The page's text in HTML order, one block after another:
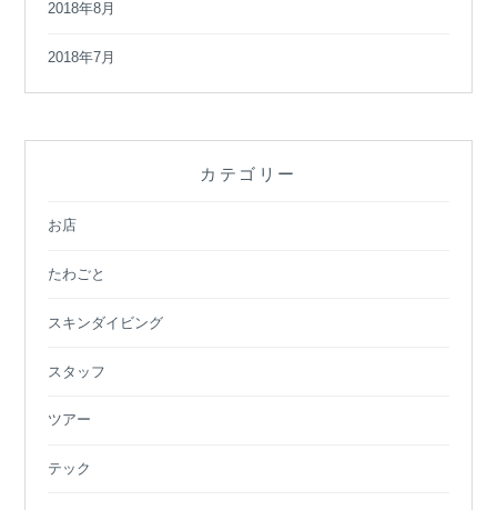
2018年8月
2018年7月
カテゴリー
お店
たわごと
スキンダイビング
スタッフ
ツアー
テック